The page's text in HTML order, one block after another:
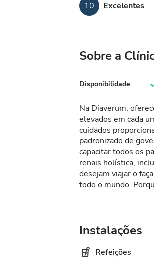
10 Excelentes
Sobre a
Disponibilidade
Na Diaverum,
elevados em cada
cuidados
padronizado de
capacitar todos os
renais holística,
desejam viajar o
todo o mundo.
Instalações
Refeições